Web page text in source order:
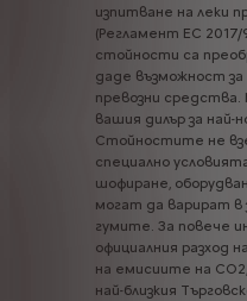
изпитване на леки
(Регламент ЕС 2017/
стойности са
даде възможност за
превозни средства.
вашия дилър за най-
Стойностите не
специално
шофиране,
могат да варират в
гумите. За повече
официалния разход на
на емисиите на CO2,
най-близкия